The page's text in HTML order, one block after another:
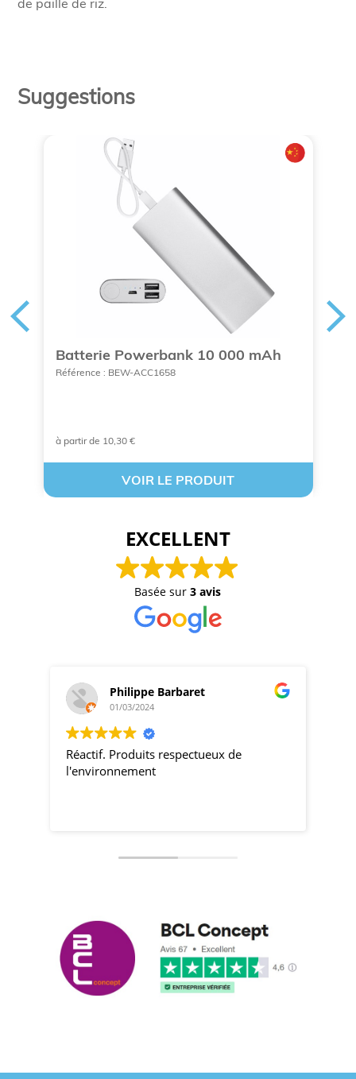
de paille de riz.
Suggestions
Batterie Powerbank 10 000 mAh
Référence : BEW-ACC1658
à partir de 10,30 €
VOIR LE PRODUIT
EXCELLENT
Basée sur3 avis
Philippe Barbaret
01/03/2024
Réactif. Produits respectueux de
l'environnement